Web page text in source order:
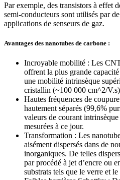
Par exemple, des transistors à effet
semi-conducteurs sont utilisés par
applications de senseurs de gaz.
Avantages des nanotubes de carbone :
Incroyable mobilité : Les
offrent la plus grande
une mobilité intrinsèque
cristallin (~100 000 cm^2/
Hautes fréquences de
hautement séparés (99,6%
valeurs de courant
mesurées à ce jour.
Transformation : Les
aisément dispersés dans de
inorganiques. De telles
par procédé à jet d’encre ou
substrats tels que le verre et